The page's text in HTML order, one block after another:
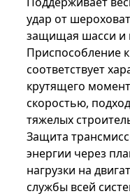
удар от
защищая шасси и
Приспособление
соответствует
крутящего
скоростью,
тяжелых
Защита
энергии через
нагрузки на
службы всей